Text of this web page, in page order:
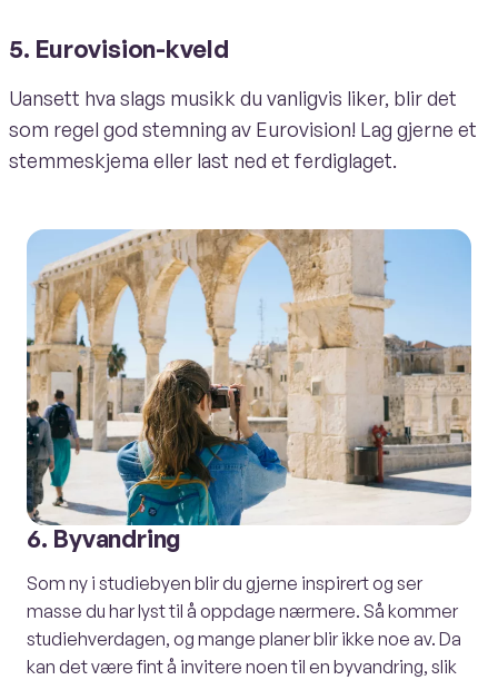
5. Eurovision-kveld
Uansett hva slags musikk du vanligvis liker, blir det
som regel god stemning av Eurovision! Lag gjerne et
stemmeskjema eller last ned et ferdiglaget.
6. Byvandring
Som ny i studiebyen blir du gjerne inspirert og ser
masse du har lyst til å oppdage nærmere. Så kommer
studiehverdagen, og mange planer blir ikke noe av. Da
kan det være fint å invitere noen til en byvandring, slik